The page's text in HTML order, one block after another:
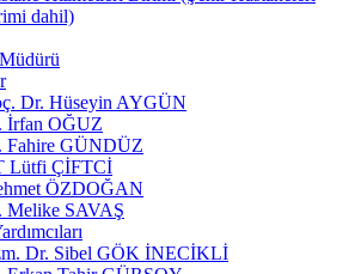
dahil)
Dr. Hüseyin AYGÜN
İrfan OĞUZ
Fahire GÜNDÜZ
Lütfi ÇİFTCİ
ÖZDOĞAN
Melike SAVAŞ
Dr. Sibel GÖK İNECİKLİ